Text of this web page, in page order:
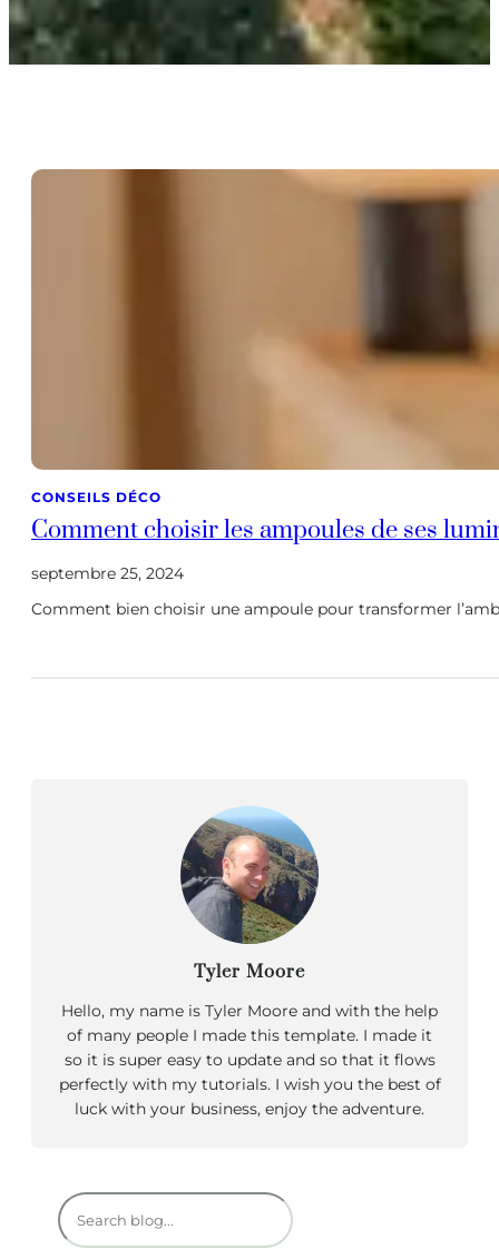
CONSEILS DÉCO
Comment choisir les ampoules de ses
septembre 25, 2024
Comment bien choisir une ampoule pour transformer
Tyler Moore
Hello, my name is Tyler Moore and with the help
of many people I made this template. I made it
so it is super easy to update and so that it flows
perfectly with my tutorials. I wish you the best of
luck with your business, enjoy the adventure.
R
e